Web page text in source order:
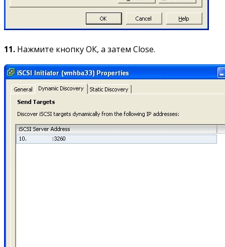
11. Нажмите кнопку ОК, а затем Close.